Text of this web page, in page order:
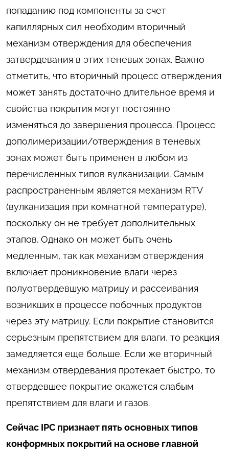
попаданию под компоненты за счет
капиллярных сил необходим вторичный
механизм отверждения для обеспечения
затвердевания в этих теневых зонах. Важно
отметить, что вторичный процесс отверждения
может занять достаточно длительное время и
свойства покрытия могут постоянно
изменяться до завершения процесса. Процесс
дополимеризации/отверждения в теневых
зонах может быть применен в любом из
перечисленных типов вулканизации. Самым
распространенным является механизм RTV
(вулканизация при комнатной температуре),
поскольку он не требует дополнительных
этапов. Однако он может быть очень
медленным, так как механизм отверждения
включает проникновение влаги через
полуотвердевшую матрицу и рассеивания
возникших в процессе побочных продуктов
через эту матрицу. Если покрытие становится
серьезным препятствием для влаги, то реакция
замедляется еще больше. Если же вторичный
механизм отвердевания протекает быстро, то
отвердевшее покрытие окажется слабым
препятствием для влаги и газов.
Сейчас IPC признает пять основных типов
конформных покрытий на основе главной